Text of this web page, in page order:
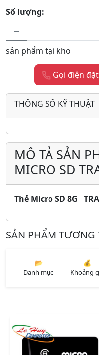
Số lượng:
sản phẩm tại kho
Gọi điện
THÔNG SỐ KỸ THUẬT
MÔ TẢ SẢN
MICRO SD
Thẻ Micro SD 8G
SẢN PHẨM TƯƠNG
📂
Danh mục
💰
Khoảng